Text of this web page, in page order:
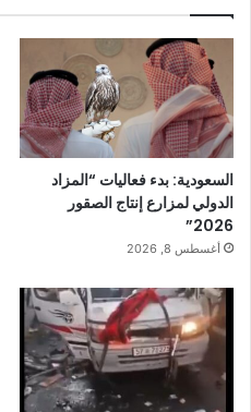
السعودية: بدء فعاليات “المزاد
الدولي لمزارع إنتاج الصقور
2026”
أغسطس 8, 2026